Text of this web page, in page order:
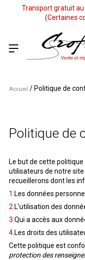
Transport gratuit
(Certaines
Accueil / Politique de
Politique de
Le but de cette
utilisateurs de notre
recueillerons dont les
Les données
L’utilisation des
Qui a accès aux
Les droits des
Cette politique est
protection des